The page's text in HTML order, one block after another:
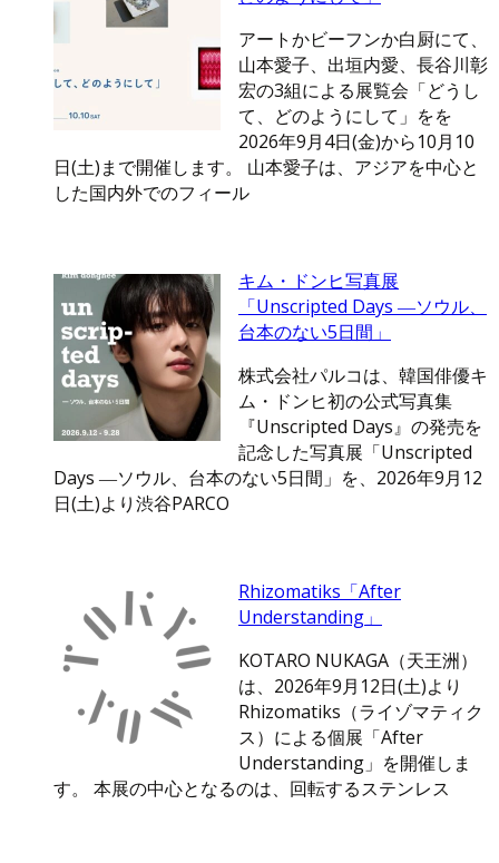
アートかビーフンか白厨にて、
山本愛子、出垣内愛、長谷川彰
宏の3組による展覧会「どうし
て、どのようにして」をを
2026年9月4日(金)から10月10
日(土)まで開催します。 山本愛子は、アジアを中心と
した国内外でのフィール
キム・ドンヒ写真展
「Unscripted Days ―ソウル、
台本のない5日間」
株式会社パルコは、韓国俳優キ
ム・ドンヒ初の公式写真集
『Unscripted Days』の発売を
記念した写真展「Unscripted
Days ―ソウル、台本のない5日間」を、2026年9月12
日(土)より渋谷PARCO
Rhizomatiks「After
Understanding」
KOTARO NUKAGA（天王洲）
は、2026年9月12日(土)より
Rhizomatiks（ライゾマティク
ス）による個展「After
Understanding」を開催しま
す。 本展の中心となるのは、回転するステンレス